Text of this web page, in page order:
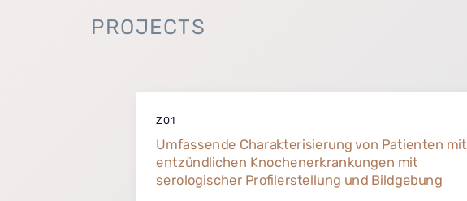
PROJECTS
Z01
Umfassende Charakterisierung von Patienten mit
entzündlichen Knochenerkrankungen mit
serologischer Profilerstellung und Bildgebung